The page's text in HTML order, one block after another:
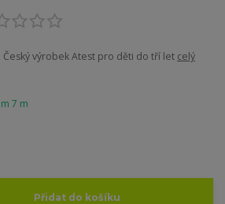
výrobek Atest pro děti do tří let celý
7 m
Přidat do košíku